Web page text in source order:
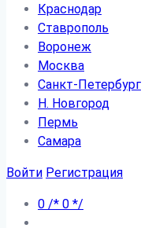
Краснодар
Ставрополь
Воронеж
Москва
Санкт-Петербург
Н. Новгород
Пермь
Самара
Войти Регистрация
0 /* 0 */